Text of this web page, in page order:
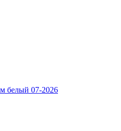
белый 07-2026